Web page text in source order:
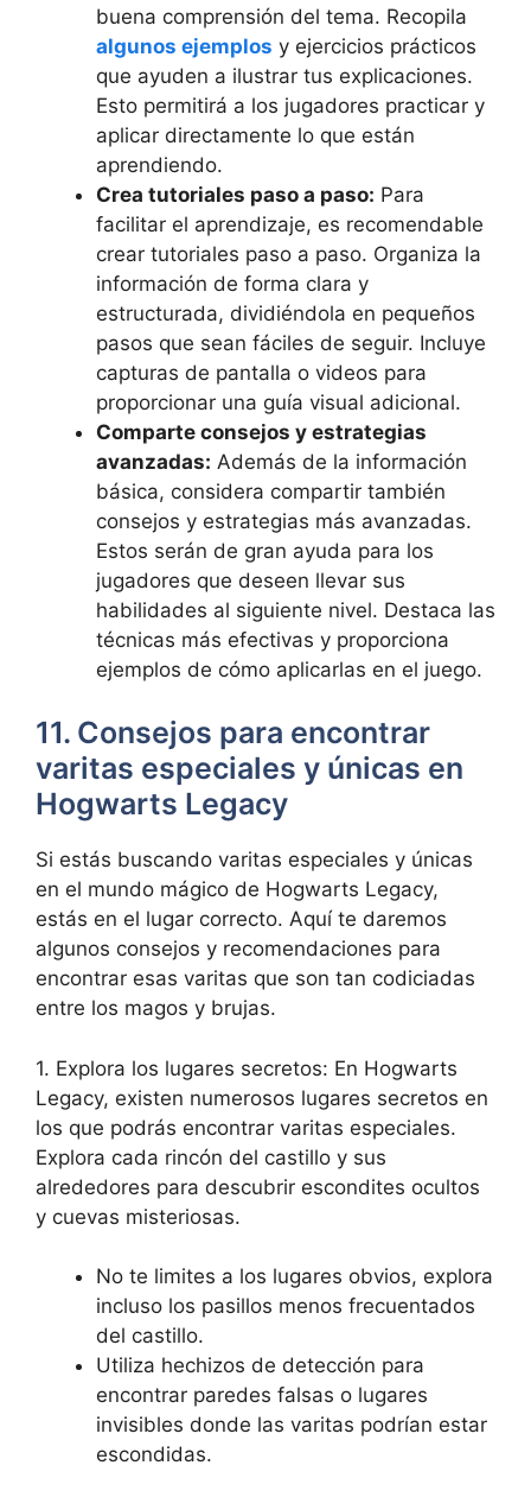
buena comprensión del tema. Recopila
algunos ejemplos y ejercicios prácticos
que ayuden a ilustrar tus explicaciones.
Esto permitirá a los jugadores practicar y
aplicar directamente lo que están
aprendiendo.
Crea tutoriales paso a paso: Para
facilitar el aprendizaje, es recomendable
crear tutoriales paso a paso. Organiza la
información de forma clara y
estructurada, dividiéndola en pequeños
pasos que sean fáciles de seguir. Incluye
capturas de pantalla o videos para
proporcionar una guía visual adicional.
Comparte consejos y estrategias
avanzadas: Además de la información
básica, considera compartir también
consejos y estrategias más avanzadas.
Estos serán de gran ayuda para los
jugadores que deseen llevar sus
habilidades al siguiente nivel. Destaca las
técnicas más efectivas y proporciona
ejemplos de cómo aplicarlas en el juego.
11. Consejos para encontrar
varitas especiales y únicas en
Hogwarts Legacy
Si estás buscando varitas especiales y únicas
en el mundo mágico de Hogwarts Legacy,
estás en el lugar correcto. Aquí te daremos
algunos consejos y recomendaciones para
encontrar esas varitas que son tan codiciadas
entre los magos y brujas.
1. Explora los lugares secretos: En Hogwarts
Legacy, existen numerosos lugares secretos en
los que podrás encontrar varitas especiales.
Explora cada rincón del castillo y sus
alrededores para descubrir escondites ocultos
y cuevas misteriosas.
No te limites a los lugares obvios, explora
incluso los pasillos menos frecuentados
del castillo.
Utiliza hechizos de detección para
encontrar paredes falsas o lugares
invisibles donde las varitas podrían estar
escondidas.